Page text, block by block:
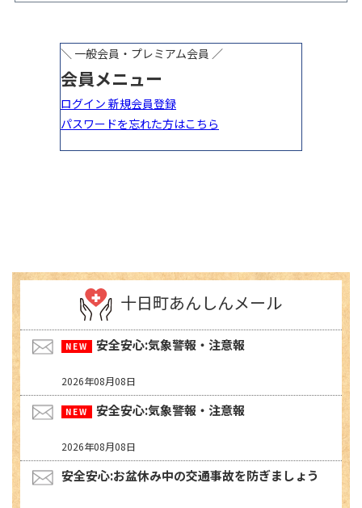
ベント開催
十日町あんしんメール
安全安心:気象警報・注意報
2026年08月08日
安全安心:気象警報・注意報
2026年08月08日
安全安心:お盆休み中の交通事故を防ぎましょう